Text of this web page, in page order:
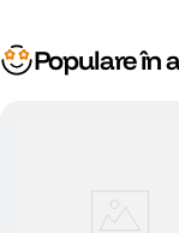
Populare în